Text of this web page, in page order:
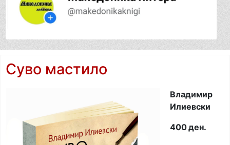
Суво мастило
Владимир
Илиевски
400 ден.